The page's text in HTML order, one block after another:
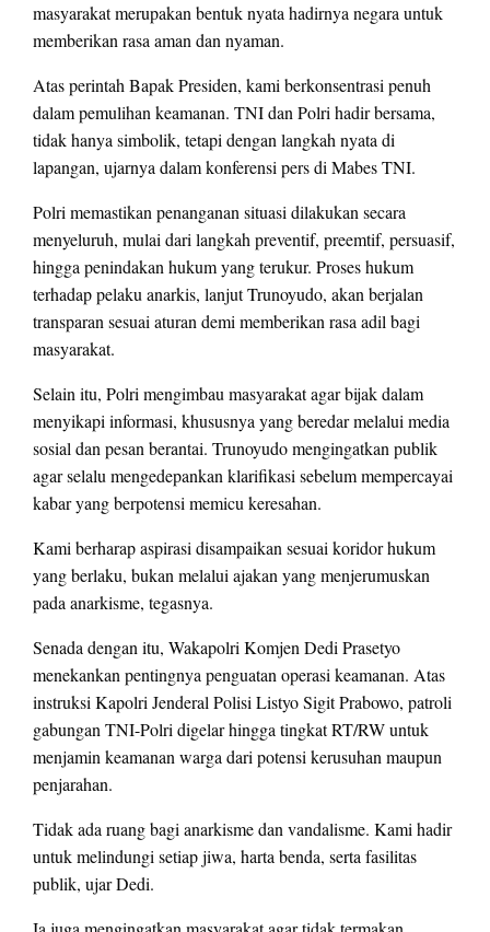
masyarakat merupakan bentuk nyata hadirnya negara untuk
memberikan rasa aman dan nyaman.
Atas perintah Bapak Presiden, kami berkonsentrasi penuh
dalam pemulihan keamanan. TNI dan Polri hadir bersama,
tidak hanya simbolik, tetapi dengan langkah nyata di
lapangan, ujarnya dalam konferensi pers di Mabes TNI.
Polri memastikan penanganan situasi dilakukan secara
menyeluruh, mulai dari langkah preventif, preemtif, persuasif,
hingga penindakan hukum yang terukur. Proses hukum
terhadap pelaku anarkis, lanjut Trunoyudo, akan berjalan
transparan sesuai aturan demi memberikan rasa adil bagi
masyarakat.
Selain itu, Polri mengimbau masyarakat agar bijak dalam
menyikapi informasi, khususnya yang beredar melalui media
sosial dan pesan berantai. Trunoyudo mengingatkan publik
agar selalu mengedepankan klarifikasi sebelum mempercayai
kabar yang berpotensi memicu keresahan.
Kami berharap aspirasi disampaikan sesuai koridor hukum
yang berlaku, bukan melalui ajakan yang menjerumuskan
pada anarkisme, tegasnya.
Senada dengan itu, Wakapolri Komjen Dedi Prasetyo
menekankan pentingnya penguatan operasi keamanan. Atas
instruksi Kapolri Jenderal Polisi Listyo Sigit Prabowo, patroli
gabungan TNI-Polri digelar hingga tingkat RT/RW untuk
menjamin keamanan warga dari potensi kerusuhan maupun
penjarahan.
Tidak ada ruang bagi anarkisme dan vandalisme. Kami hadir
untuk melindungi setiap jiwa, harta benda, serta fasilitas
publik, ujar Dedi.